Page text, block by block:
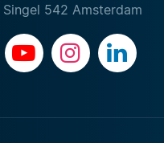
Singel 542 Amsterdam